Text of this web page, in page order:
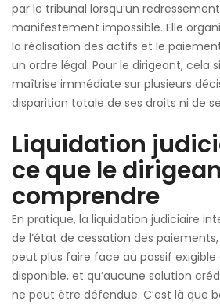
par le tribunal lorsqu’un
manifestement impossible. Elle
la réalisation des actifs et le
un ordre légal. Pour le dirigeant, cela
maîtrise immédiate sur plusieurs
disparition totale de ses droits ni de
Liquidation
ce que le
comprendre
En pratique, la liquidation judiciaire
de l’état de cessation des
peut plus faire face au passif
disponible, et qu’aucune solution
ne peut être défendue. C’est là que